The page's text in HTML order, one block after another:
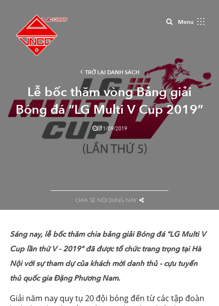
MenuClose
TRỞ LẠI DANH SÁCH
Lễ bốc thăm vòng Bảng giải
Bóng đá “LG Multi V Cup 2019”
11/09/2019
CHIA SẺ NỘI DUNG NÀY
Sáng nay, lễ bốc thăm chia bảng giải Bóng đá "LG Multi V
Cup lần thứ V - 2019" đã được tổ chức trang trọng tại Hà
Nội với sự tham dự của khách mời danh thủ - cựu tuyển
thủ quốc gia Đặng Phương Nam.
Giải năm nay quy tụ 20 đội bóng đến từ các tập đoàn